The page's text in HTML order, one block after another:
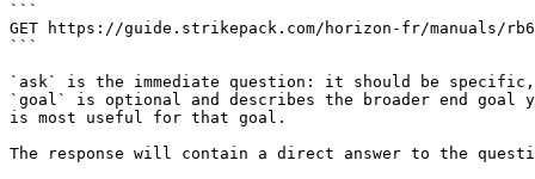
```
GET https://guide.strikepack.com/horizon-fr/manuals/rb6/
```
`ask` is the immediate question: it should be
`goal` is optional and describes the broader end
is most useful for that goal.
The response will contain a direct answer to the